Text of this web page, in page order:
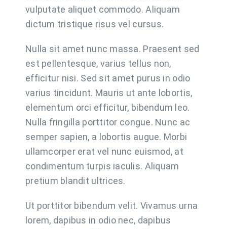
vulputate aliquet commodo. Aliquam
dictum tristique risus vel cursus.
Nulla sit amet nunc massa. Praesent sed
est pellentesque, varius tellus non,
efficitur nisi. Sed sit amet purus in odio
varius tincidunt. Mauris ut ante lobortis,
elementum orci efficitur, bibendum leo.
Nulla fringilla porttitor congue. Nunc ac
semper sapien, a lobortis augue. Morbi
ullamcorper erat vel nunc euismod, at
condimentum turpis iaculis. Aliquam
pretium blandit ultrices.
Ut porttitor bibendum velit. Vivamus urna
lorem, dapibus in odio nec, dapibus